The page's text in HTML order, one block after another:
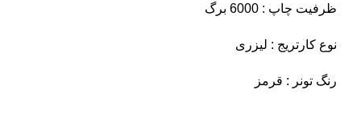
ظرفیت چاپ : 6000 برگ
نوع کارتریج : لیزری
رنگ تونر : قرمز